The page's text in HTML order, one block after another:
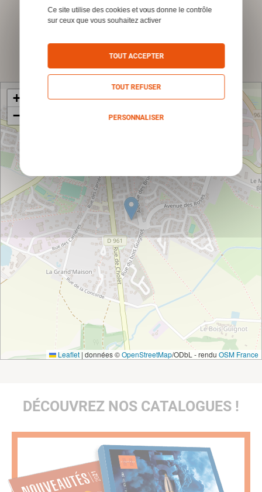
*Champs obligatoires
Envoyer
+
−
Leaflet | données ©OpenStreetMap/ODbL - rendu OSM France
DÉCOUVREZ NOS CATALOGUES !
Ce site utilise des cookies et vous donne le contrôle
sur ceux que vous souhaitez activer
TOUT ACCEPTER
TOUT REFUSER
PERSONNALISER